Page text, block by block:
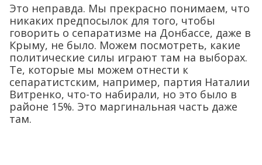
Это неправда. Мы прекрасно понимаем, что
никаких предпосылок для того, чтобы
говорить о сепаратизме на Донбассе, даже в
Крыму, не было. Можем посмотреть, какие
политические силы играют там на выборах.
Те, которые мы можем отнести к
сепаратистским, например, партия Наталии
Витренко, что-то набирали, но это было в
районе 15%. Это маргинальная часть даже
там.